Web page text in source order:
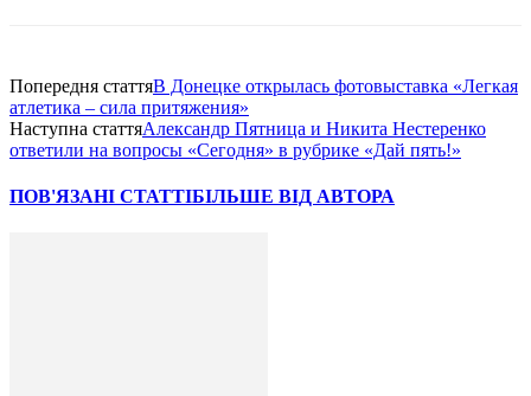
Попередня статтяВ Донецке открылась фотовыставка «Легкая
атлетика – сила притяжения»
Наступна статтяАлександр Пятница и Никита Нестеренко
ответили на вопросы «Сегодня» в рубрике «Дай пять!»
ПОВ'ЯЗАНІ СТАТТІБІЛЬШЕ ВІД АВТОРА